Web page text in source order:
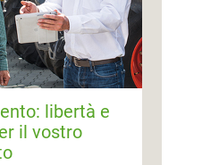
libertà e
il vostro